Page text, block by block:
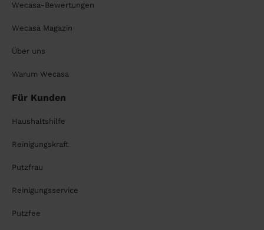
Wecasa-Bewertungen
Wecasa Magazin
Über uns
Warum Wecasa
Für Kunden
Haushaltshilfe
Reinigungskraft
Putzfrau
Reinigungsservice
Putzfee